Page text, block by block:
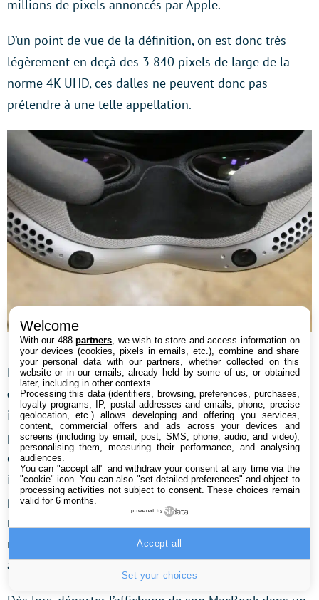
millions de pixels annoncés par Apple.
D’un point de vue de la définition, on est donc très
légèrement en deçà des 3 840 pixels de large de la
norme 4K UHD, ces dalles ne peuvent donc pas
prétendre à une telle appellation.
Les caméras chargées du suivi de vos doigts…
En revanche,leur résolution est tout à fait
exceptionnelle à 3 386 pixels par pouce. Là où les
iPhone 15 Pro n’ont pas à rougir avec environ 460
pixels par pouce, et là où le Meta Quest 3 affiche
environ 1 218 pixels par pouce. Néanmoins, il est
important de rappeler que l’on regarde la dalle de très
près et au travers d’une lentille. Il faut donc parler de
résolution angulaire (en pixels par degré) qui est ici
moindre que celle d’un MacBook Pro, par exemple,
avec ces 254 ppp.
Welcome
With our 488partners , we wish to store and access information on
your devices (cookies, pixels in emails, etc.), combine and share
your personal data with our partners, whether collected on this
website or in our emails, already held by some of us, or obtained
later, including in other contexts.
Processing this data (identifiers, browsing, preferences, purchases,
loyalty programs, IP, postal addresses and emails, phone, precise
geolocation, etc.) allows developing and offering you services,
content, commercial offers and ads across your devices and
screens (including by email, post, SMS, phone, audio, and video),
personalising them, measuring their performance, and analysing
audiences.
You can "accept all" and withdraw your consent at any time via the
"cookie" icon. You can also "set detailed preferences" and object to
processing activities not subject to consent. These choices remain
valid for 6 months.
powered by
Set your choices
Accept all